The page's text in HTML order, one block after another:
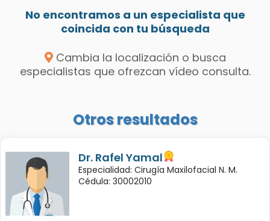
No encontramos a un especialista que
coincida con tu búsqueda
Cambia la localización o busca
especialistas que ofrezcan vídeo consulta.
Otros resultados
Dr. Rafel Yamal
Especialidad: Cirugía Maxilofacial N. M.
Cédula: 30002010